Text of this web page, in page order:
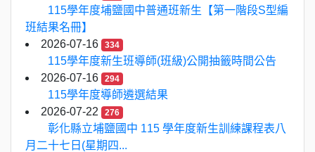
115學年度埔鹽國中普通班新生【第一階段S型編
班結果名冊】
2026-07-16
334
115學年度新生班導師(班級)公開抽籤時間公告
2026-07-16
294
115學年度導師遴選結果
2026-07-22
276
彰化縣立埔鹽國中 115 學年度新生訓練課程表八
月二十七日(星期四...